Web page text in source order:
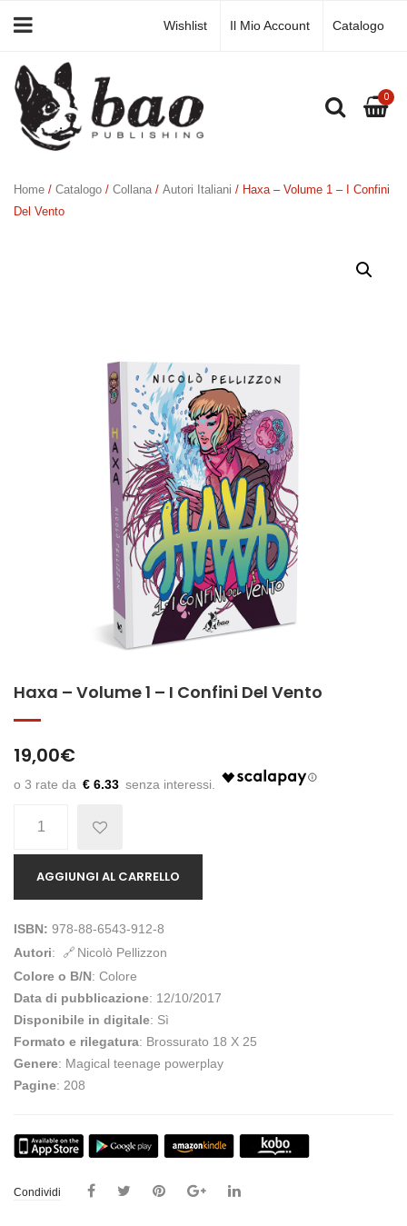
Wishlist Il Mio Account Catalogo
0
Home / Catalogo / Collana / Autori Italiani / Haxa – Volume 1 – I Confini
Del Vento
Haxa – Volume 1 – I Confini Del Vento
19,00€
€ 6.33
AGGIUNGI AL CARRELLO
ISBN: 978-88-6543-912-8
Autori:
Nicolò Pellizzon
Colore o B/N: Colore
Data di pubblicazione: 12/10/2017
Disponibile in digitale: Sì
Formato e rilegatura: Brossurato 18 X 25
Genere: Magical teenage powerplay
Pagine: 208
Condividi